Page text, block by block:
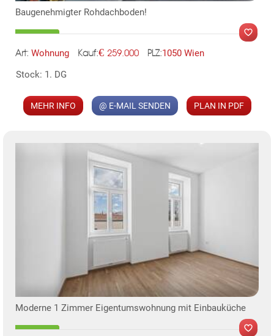
MER
Baugenehmigter Rohdachboden!
Art: Wohnung Kauf:€ 259.000 PLZ:1050 Wien
Stock: 1. DG
MEHR INFO @ E-MAIL SENDEN PLAN IN PDF
Moderne 1 Zimmer Eigentumswohnung mit Einbauküche